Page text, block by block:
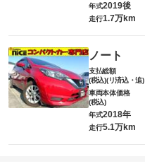
年式2019後
走行1.7万km
ノート
支払総額
(税込)(リ済込・追)
車両本体価格
(税込)
年式2018年
走行5.1万km